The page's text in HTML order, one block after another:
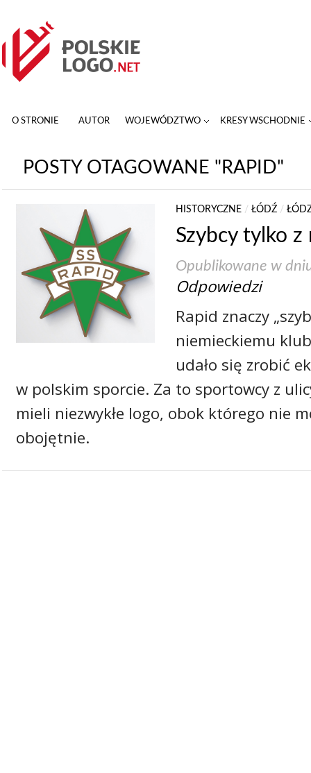
O STRONIE AUTOR WOJEWÓDZTWO KRESY WSCHODNIE
POSTY OTAGOWANE "RAPID"
HISTORYCZNE/ ŁÓDŹ/
Szybcy tylko z
Opublikowane w
Odpowiedzi
Rapid znaczy
niemieckiemu
udało się zrobić
w polskim sporcie. Za to sportowcy z
mieli niezwykłe logo, obok którego nie
obojętnie.